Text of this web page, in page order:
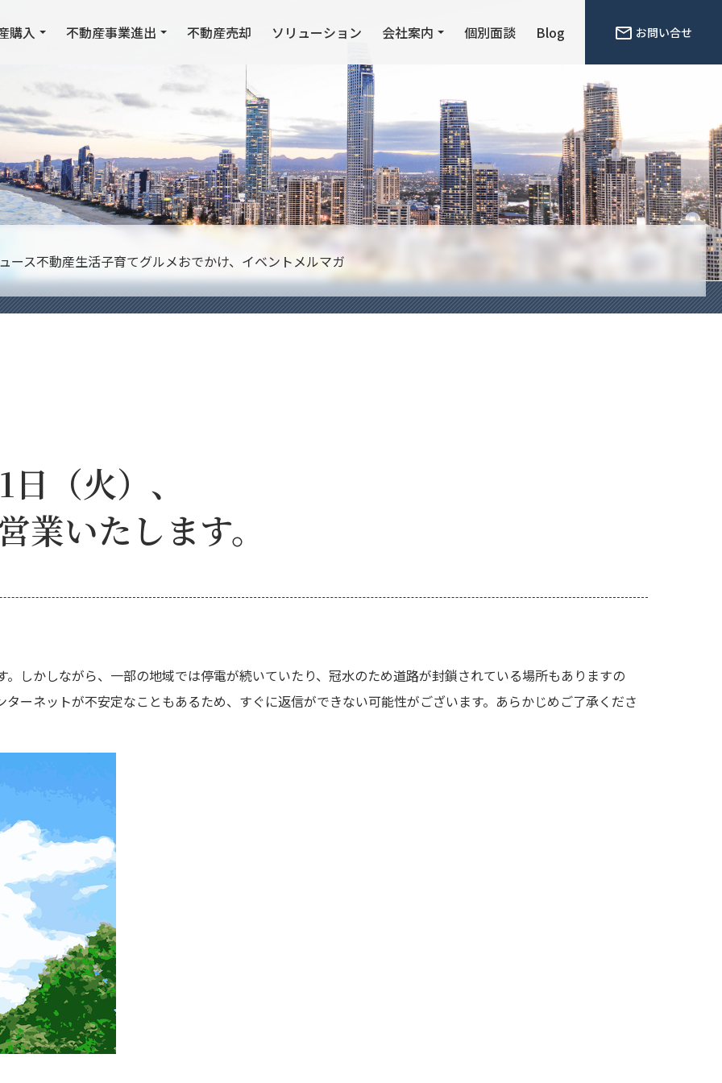
購入 不動産事業進出 不動産売却 ソリューション 会社案内 個別面談 Blog お問い合せ
ース不動産生活子育てグルメおでかけ、イベント メルマガ
（火）、
業いたします。
しかしながら、一部の地域では停電が続いていたり、冠水のため道路が封鎖されている場所もありますの
ーネットが不安定なこともあるため、すぐに返信ができない可能性がございます。あらかじめご了承くださ